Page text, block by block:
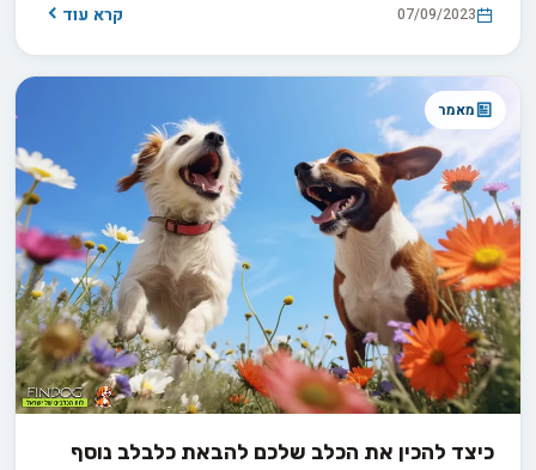
07/09/2023 קרא עוד
מאמר
כיצד להכין את הכלב שלכם להבאת כלבלב נוסף